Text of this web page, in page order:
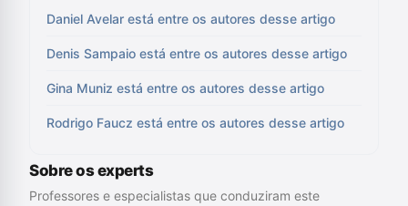
Daniel Avelar está entre os autores desse artigo
Denis Sampaio está entre os autores desse artigo
Gina Muniz está entre os autores desse artigo
Rodrigo Faucz está entre os autores desse artigo
Sobre os experts
Professores e especialistas que conduziram este